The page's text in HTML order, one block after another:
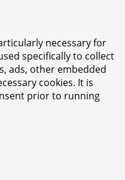
necessary for
specifically to collect
ads, other embedded
cookies. It is
prior to running